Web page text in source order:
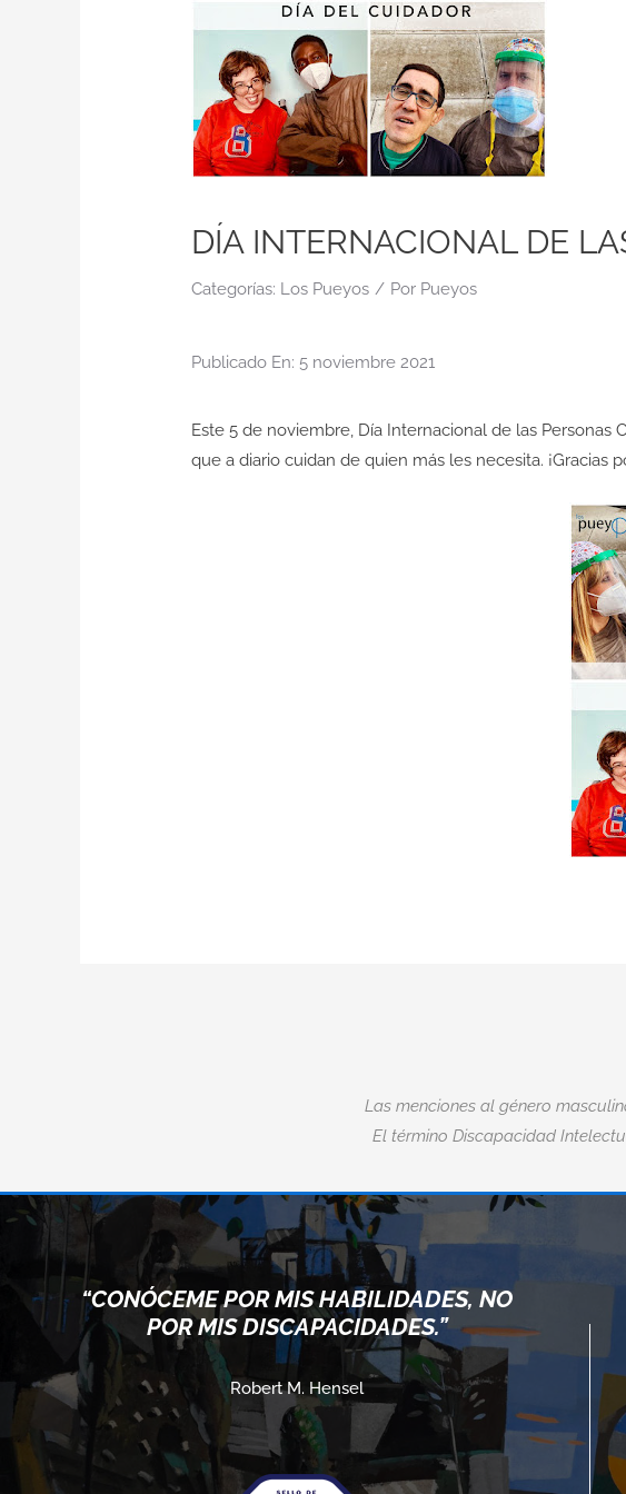
DÍA INTERNACIONAL DE
Categorías: Los Pueyos / Por Pueyos
Publicado En: 5 noviembre 2021
Este 5 de noviembre, Día Internacional de las
que a diario cuidan de quien más les necesita. ¡Gracias
Las menciones al género
El término Discapacidad
“CONÓCEME POR MIS HABILIDADES, NO
POR MIS DISCAPACIDADES.”
Robert M. Hensel